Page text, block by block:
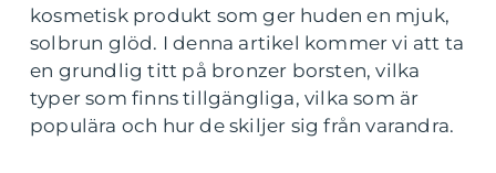
kosmetisk produkt som ger huden en mjuk,
solbrun glöd. I denna artikel kommer vi att ta
en grundlig titt på bronzer borsten, vilka
typer som finns tillgängliga, vilka som är
populära och hur de skiljer sig från varandra.